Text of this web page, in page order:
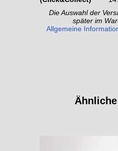
Die Auswahl der
später im
Allgemeine